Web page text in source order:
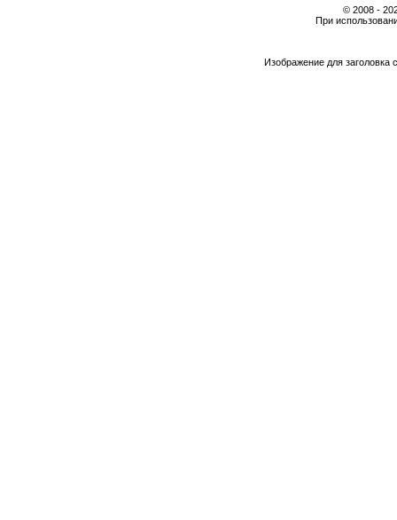
© 2008 -
При
Изображение для